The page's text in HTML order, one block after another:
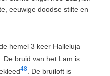
eeuwige doodse stilte en
hemel 3 keer Halleluja
. De bruid van het Lam is
48
. De bruiloft is